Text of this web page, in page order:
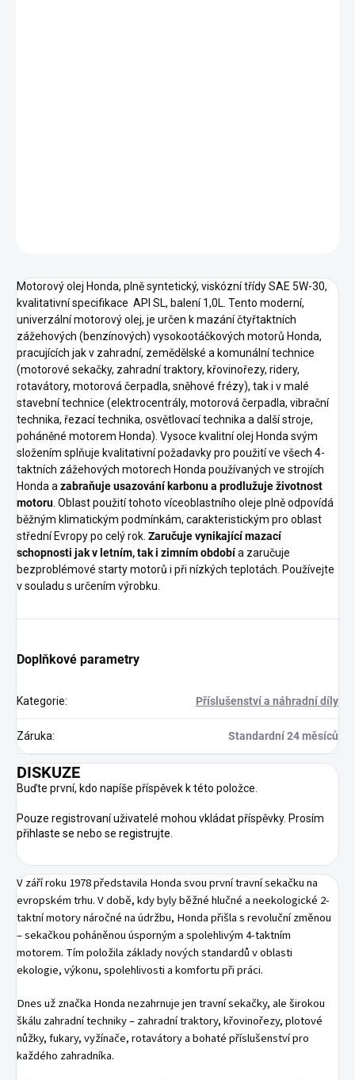
Motorový olej Honda, plně syntetický, viskózní třídy SAE 5W-30,
kvalitativní specifikace API SL, balení 1,0L. Tento moderní,
univerzální motorový olej, je určen k mazání čtyřtaktních
zážehových (benzínových) vysokootáčkových motorů Honda,
pracujících jak v zahradní, zemědělské a komunální technice
(motorové sekačky, zahradní traktory, křovinořezy, ridery,
rotavátory, motorová čerpadla, sněhové frézy), tak i v malé
stavební technice (elektrocentrály, motorová čerpadla, vibrační
technika, řezací technika, osvětlovací technika a další stroje,
poháněné motorem Honda). Vysoce kvalitní olej Honda svým
složením splňuje kvalitativní požadavky pro použití ve všech 4-
taktních zážehových motorech Honda používaných ve strojích
Honda azabraňuje usazování karbonu a prodlužuje životnost
motoru. Oblast použití tohoto víceoblastního oleje plně odpovídá
běžným klimatickým podmínkám, carakteristickým pro oblast
střední Evropy po celý rok. Zaručuje vynikající mazací
schopnosti jak v letním, tak i zimním obdobía zaručuje
bezproblémové starty motorů i při nízkých teplotách. Používejte
v souladu s určením výrobku.
Doplňkové parametry
Kategorie: Příslušenství a náhradní díly
Záruka: Standardní 24 měsíců
DISKUZE
Buďte první, kdo napíše příspěvek k této položce.
Pouze registrovaní uživatelé mohou vkládat příspěvky. Prosím
přihlaste se nebo se registrujte.
V září roku 1978 představila Honda svou první travní sekačku na
evropském trhu. V době, kdy byly běžné hlučné a neekologické 2-
taktní motory náročné na údržbu, Honda přišla s revoluční změnou
– sekačkou poháněnou úsporným a spolehlivým 4-taktním
motorem. Tím položila základy nových standardů v oblasti
ekologie, výkonu, spolehlivosti a komfortu při práci.
Dnes už značka Honda nezahrnuje jen travní sekačky, ale širokou
škálu zahradní techniky – zahradní traktory, křovinořezy, plotové
nůžky, fukary, vyžínače, rotavátory a bohaté příslušenství pro
každého zahradníka.